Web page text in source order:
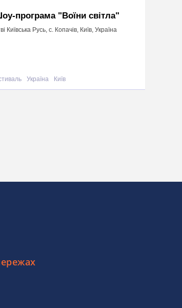
програма "Воїни світла"
Київська Русь, с. Копачів, Київ, Україна
Україна Київ